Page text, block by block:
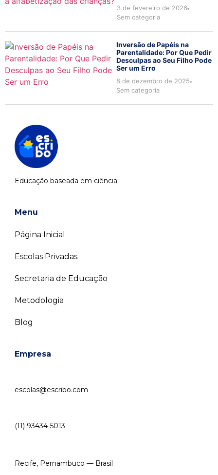
3 de fevereiro de 2026
Sem categoria
Inversão de Papéis na
Parentalidade: Por Que Pedir
Desculpas ao Seu Filho Pode
Ser um Erro
8 de dezembro de 2025
Sem categoria
Educação baseada em ciência.
Menu
Página Inicial
Escolas Privadas
Secretaria de Educação
Metodologia
Blog
Empresa
escolas@escribo.com
(11) 93434-5013
Recife, Pernambuco — Brasil